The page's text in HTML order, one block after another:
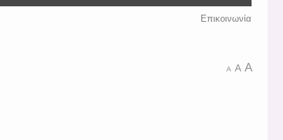
Επικοινωνία
A A A